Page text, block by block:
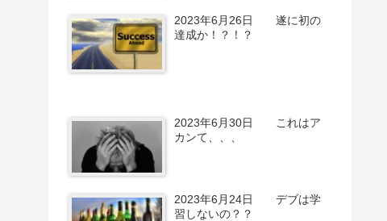
2023年6月26日 遂に初の
達成か！？！？
2023年6月30日 これはア
カンて、、、
2023年6月24日 デブは学
習しないの？？